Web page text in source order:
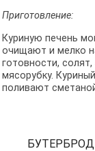
Приготовление:
Куриную печень
очищают и мелко
готовности,
мясорубку.
поливают